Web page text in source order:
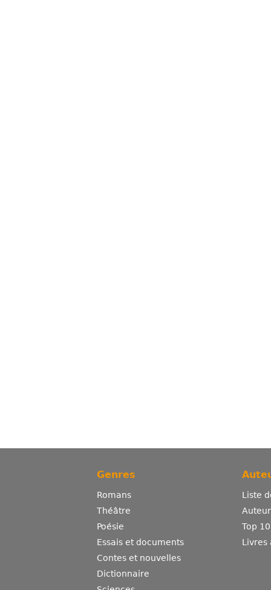
Genres
Romans
Théâtre
Poésie
Essais et documents
Contes et nouvelles
Dictionnaire
Liste
Top
Livres